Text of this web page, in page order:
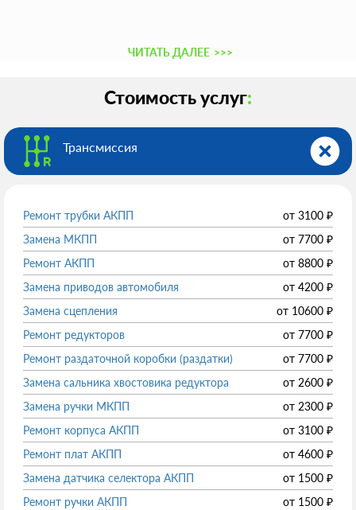
ЧИТАТЬ ДАЛЕЕ >>>
Стоимость услуг:
Трансмиссия
Ремонт трубки АКПП от 3100 ₽
Замена МКПП
от 7700 ₽
Ремонт АКПП
от 8800 ₽
Замена приводов автомобиля
от 4200 ₽
Замена сцепления
от 10600 ₽
Ремонт редукторов
от 7700 ₽
Ремонт раздаточной коробки (раздатки)
от 7700 ₽
Замена сальника хвостовика редуктора
от 2600 ₽
Замена ручки МКПП
от 2300 ₽
Ремонт корпуса АКПП
от 3100 ₽
Ремонт плат АКПП
от 4600 ₽
Замена датчика селектора АКПП
от 1500 ₽
Ремонт ручки АКПП
от 1500 ₽